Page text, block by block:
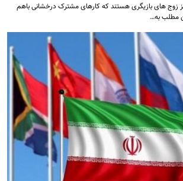
زوج های بازیگری هستند که کارهای مشترک درخشانی باهم
مطلب به…